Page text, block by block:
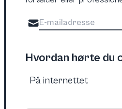
Hvordan hørte du